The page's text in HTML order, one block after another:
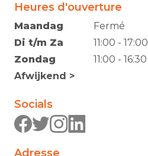
Heures d'ouverture
Maandag
Di t/m Za
Zondag
Afwijkend >
Fermé
11:00 - 17:00
11:00 - 16:30
Socials
Adresse